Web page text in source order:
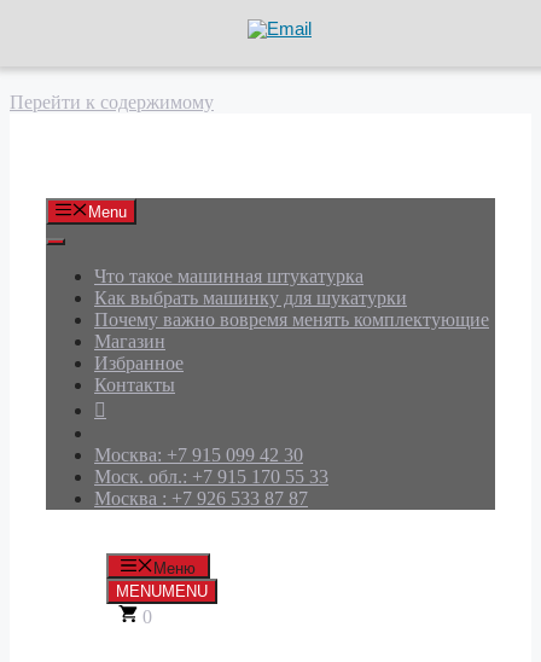
Перейти к содержимому
Menu
Что такое машинная штукатурка
Как выбрать машинку для шукатурки
Почему важно вовремя менять комплектующие
Магазин
Избранное
Контакты
Москва: +7 915 099 42 30
Моск. обл.: +7 915 170 55 33
Москва : +7 926 533 87 87
Меню
MENUMENU
0